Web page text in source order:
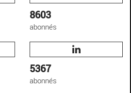
8603
abonnés
5367
abonnés